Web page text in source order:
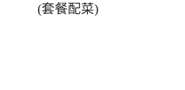
(套餐配菜)